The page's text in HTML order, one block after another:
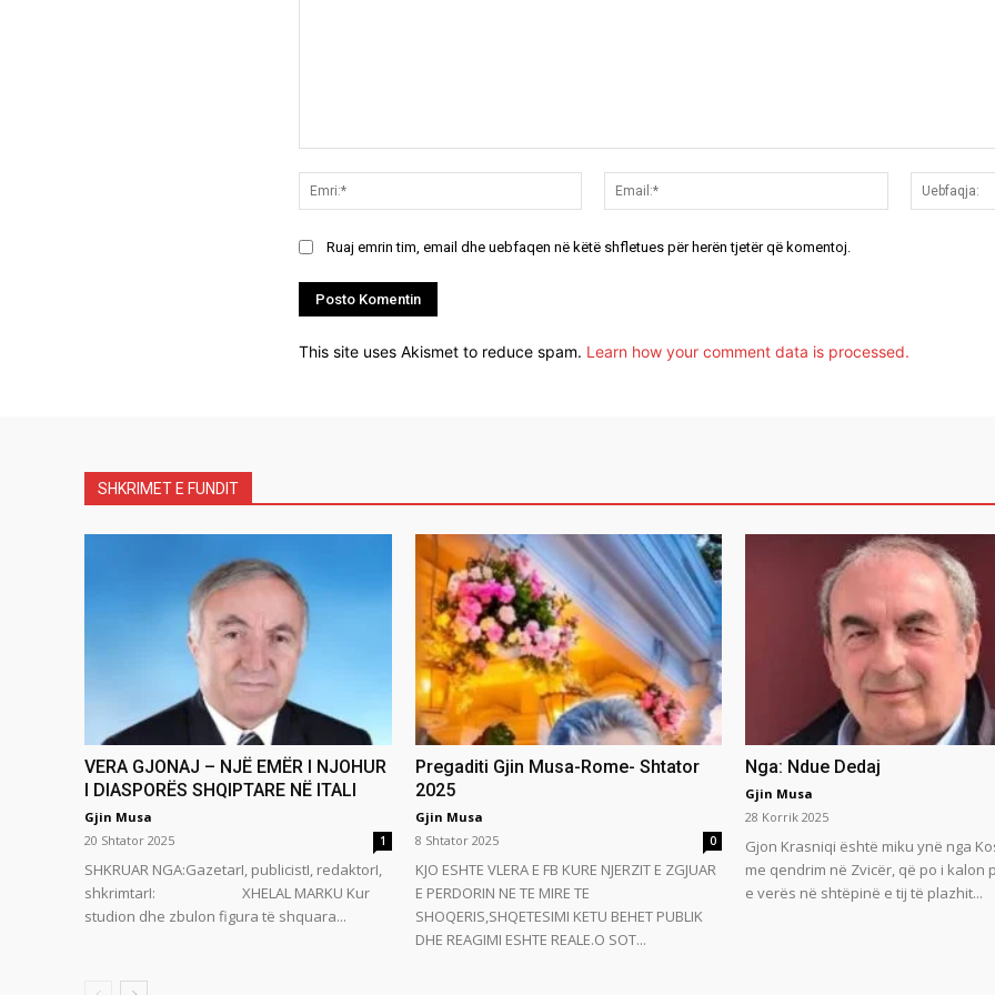
Emri:*
Email:*
Ruaj emrin tim, email dhe uebfaqen në këtë shfletues për herën tjetër që komentoj.
This site uses Akismet to reduce spam. Learn how your comment data is processed.
SHKRIMET E FUNDIT
VERA GJONAJ – NJË EMËR I NJOHUR
I DIASPORËS SHQIPTARE NË ITALI
Gjin Musa
20 Shtator 2025
1
SHKRUAR NGA:GazetarI, publicistI, redaktorI,
shkrimtarI: XHELAL MARKU Kur
studion dhe zbulon figura të shquara...
Pregaditi Gjin Musa-Rome- Shtator
2025
Gjin Musa
8 Shtator 2025
0
KJO ESHTE VLERA E FB KURE NJERZIT E ZGJUAR
E PERDORIN NE TE MIRE TE
SHOQERIS,SHQETESIMI KETU BEHET PUBLIK
DHE REAGIMI ESHTE REALE.O SOT...
Nga: Ndue Dedaj
Gjin Musa
28 Korrik 2025
Gjon Krasniqi është miku ynë nga
me qendrim në Zvicër, që po i kalon
e verës në shtëpinë e tij të plazhit...